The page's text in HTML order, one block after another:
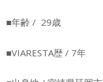
■年齢 / 29歳
■VIARESTA歴 / 7年